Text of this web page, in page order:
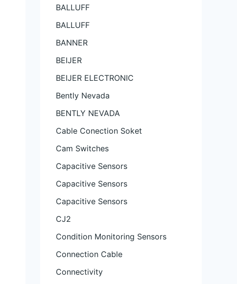
BALLUFF
BALLUFF
BANNER
BEIJER
BEIJER ELECTRONIC
Bently Nevada
BENTLY NEVADA
Cable Conection Soket
Cam Switches
Capacitive Sensors
Capacitive Sensors
Capacitive Sensors
CJ2
Condition Monitoring Sensors
Connection Cable
Connectivity